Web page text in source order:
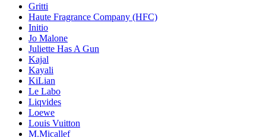
Gritti
Haute Fragrance Company (HFC)
Initio
Jo Malone
Juliette Has A Gun
Kajal
Kayali
KiLian
Le Labo
Liqvides
Loewe
Louis Vuitton
M.Micallef